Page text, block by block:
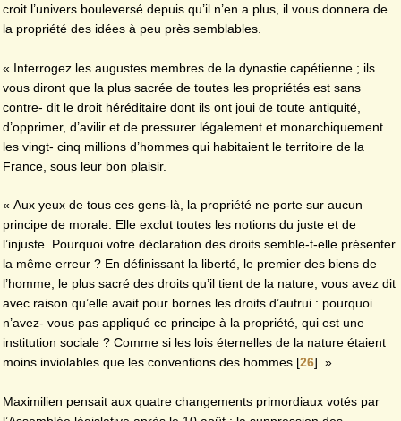
croit l’univers bouleversé depuis qu’il n’en a plus, il vous donnera de
la propriété des idées à peu près semblables.
« Interrogez les augustes membres de la dynastie capétienne ; ils
vous diront que la plus sacrée de toutes les propriétés est sans
contre- dit le droit héréditaire dont ils ont joui de toute antiquité,
d’opprimer, d’avilir et de pressurer légalement et monarchiquement
les vingt- cinq millions d’hommes qui habitaient le territoire de la
France, sous leur bon plaisir.
« Aux yeux de tous ces gens-là, la propriété ne porte sur aucun
principe de morale. Elle exclut toutes les notions du juste et de
l’injuste. Pourquoi votre déclaration des droits semble-t-elle présenter
la même erreur ? En définissant la liberté, le premier des biens de
l’homme, le plus sacré des droits qu’il tient de la nature, vous avez dit
avec raison qu’elle avait pour bornes les droits d’autrui : pourquoi
n’avez- vous pas appliqué ce principe à la propriété, qui est une
institution sociale ? Comme si les lois éternelles de la nature étaient
moins inviolables que les conventions des hommes [26]. »
Maximilien pensait aux quatre changements primordiaux votés par